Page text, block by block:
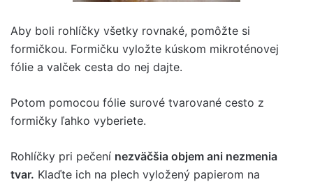
Aby boli rohlíčky všetky rovnaké, pomôžte si
formičkou. Formičku vyložte kúskom mikroténovej
fólie a valček cesta do nej dajte.
Potom pomocou fólie surové tvarované cesto z
formičky ľahko vyberiete.
Rohlíčky pri pečení nezväčšia objem ani nezmenia
tvar. Klaďte ich na plech vyložený papierom na